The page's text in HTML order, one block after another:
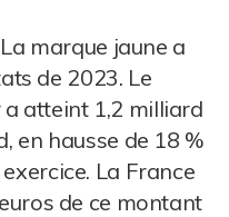
marque jaune a
de 2023. Le
a atteint 1,2 milliard
en hausse de 18 %
La France
de ce montant